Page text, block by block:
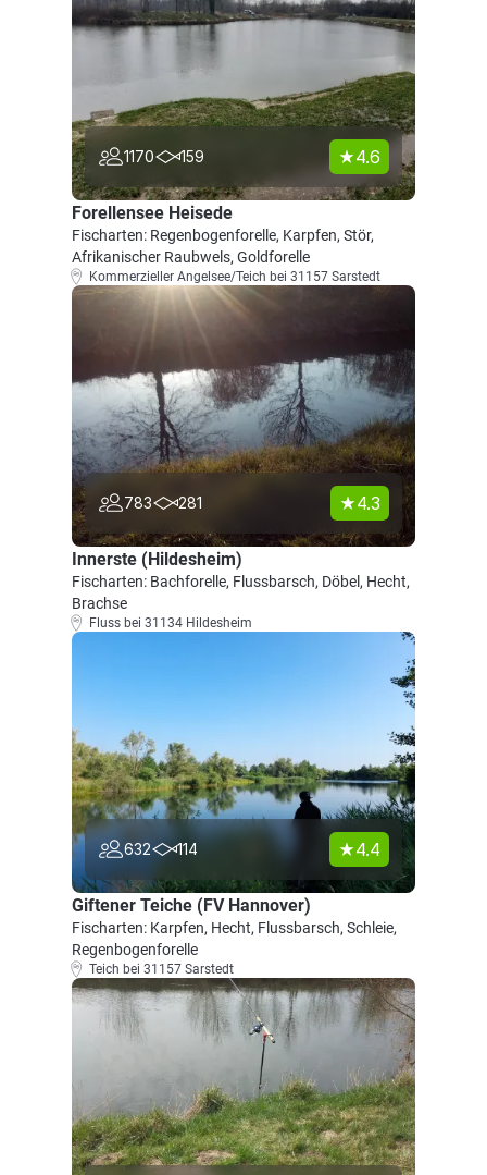
1170 159 4.6
Forellensee Heisede
Fischarten: Regenbogenforelle, Karpfen, Stör,
Afrikanischer Raubwels, Goldforelle
Kommerzieller Angelsee/Teich bei 31157 Sarstedt
783 281 4.3
Innerste (Hildesheim)
Fischarten: Bachforelle, Flussbarsch, Döbel, Hecht,
Brachse
Fluss bei 31134 Hildesheim
632 114 4.4
Giftener Teiche (FV Hannover)
Fischarten: Karpfen, Hecht, Flussbarsch, Schleie,
Regenbogenforelle
Teich bei 31157 Sarstedt